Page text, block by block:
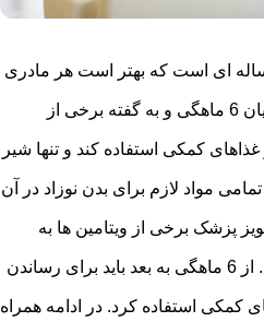
ای است که بهتر است هر مادری
نسبت به آن آگاه باشد. نوزاد تا پایان 6 ماهگی و به گفته برخی از
نباید از غذاهای کمکی استفاده کند و تنها شیر
مواد لازم برای بدن نوزاد در آن
پزشک برخی از ویتامین ها به
صورت قطره باید به او داده شود. از 6 ماهگی به بعد باید برای رساندن
کمکی استفاده کرد. در ادامه همراه